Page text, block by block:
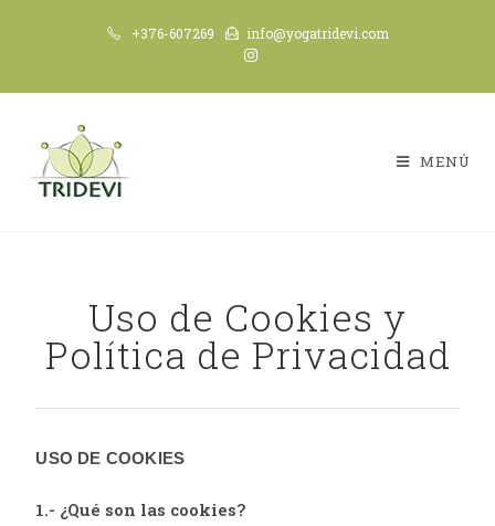
+376-607269 info@yogatridevi.com
MENÚ
Uso de Cookies y
Política de Privacidad
USO DE COOKIES
1.- ¿Qué son las cookies?